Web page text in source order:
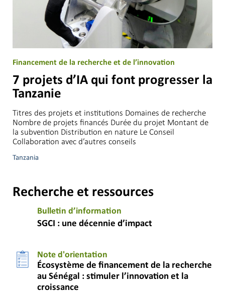
Financement de la recherche et de l’innovation
7 projets d’IA qui font progresser la
Tanzanie
Titres des projets et institutions Domaines de recherche
Nombre de projets financés Durée du projet Montant de
la subvention Distribution en nature Le Conseil
Collaboration avec d’autres conseils
Tanzania
Recherche et ressources
Bulletin d’information
SGCI : une décennie d’impact
Note d'orientation
Écosystème de financement de la recherche
au Sénégal : stimuler l’innovation et la
croissance